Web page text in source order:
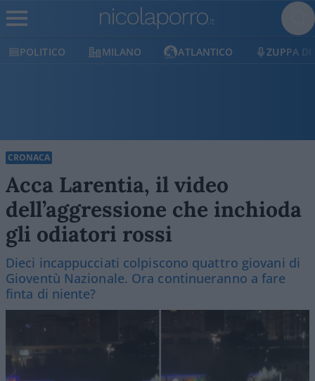
POLITICO MILANO ATLANTICO ZUPPA DI
CRONACA
Acca Larentia, il video
dell’aggressione che inchioda
gli odiatori rossi
Dieci incappucciati colpiscono quattro giovani di
Gioventù Nazionale. Ora continueranno a fare
finta di niente?